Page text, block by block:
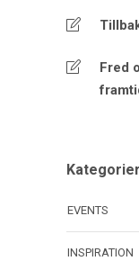
Fred
Kategorier
EVENTS
INSPIRATION